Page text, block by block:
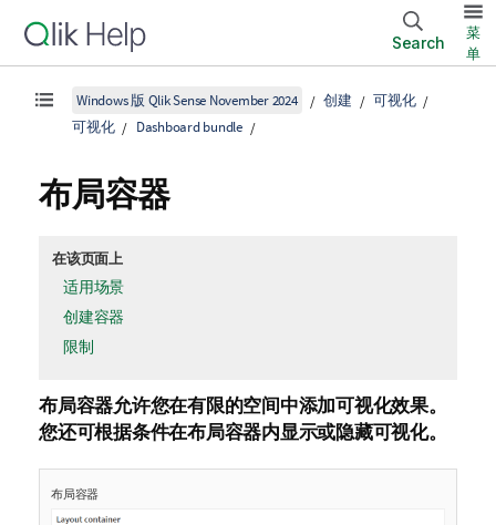
Search
菜
单
Windows 版 Qlik Sense November 2024 创建
可视化
可视化
Dashboard bundle
布局容器
在该页面上
适用场景
创建容器
限制
布局容器允许您在有限的空间中添加可视化效果。
您还可根据条件在布局容器内显示或隐藏可视化。
布局容器